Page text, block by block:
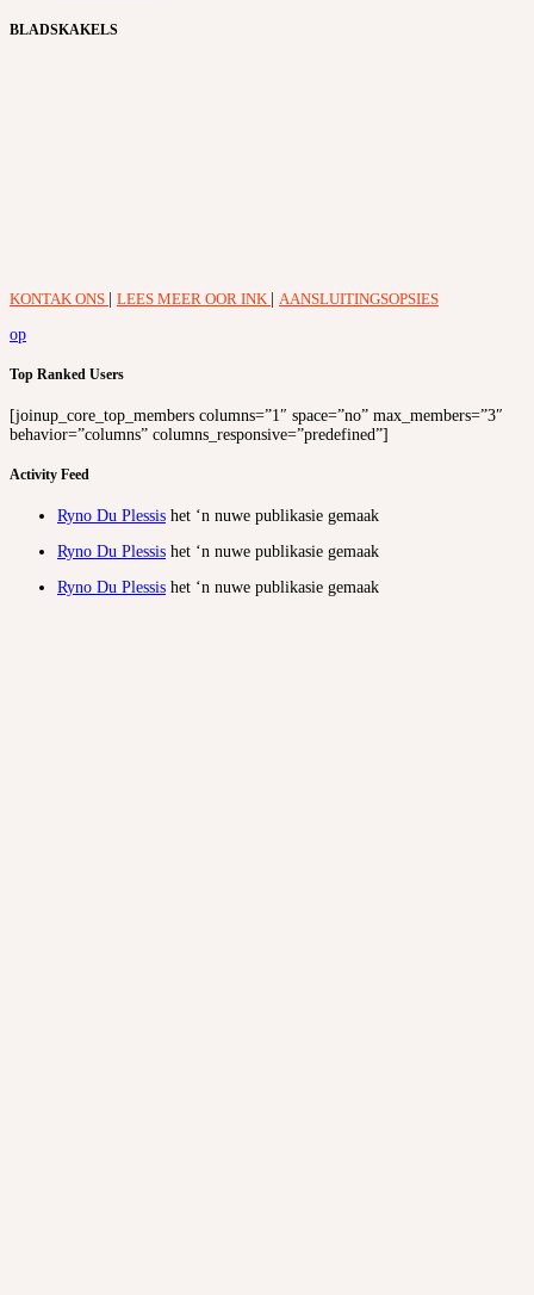
BLADSKAKELS
KONTAK ONS LEES MEER OOR INK
AANSLUITINGSOPSIES
op
Top Ranked Users
[joinup_core_top_members columns=”1″ space=”no” max_members=”3″
behavior=”columns” columns_responsive=”predefined”]
Activity Feed
Ryno Du Plessis het ‘n nuwe publikasie gemaak
Ryno Du Plessis het ‘n nuwe publikasie gemaak
Ryno Du Plessis het ‘n nuwe publikasie gemaak